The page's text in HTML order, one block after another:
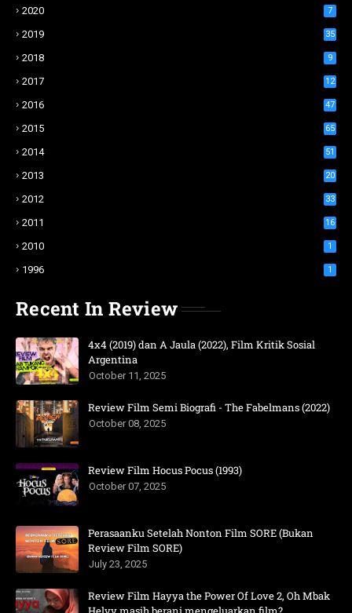
2020 7
2019 35
2018 9
2017 12
2016 47
2015 65
2014 51
2013 20
2012 33
2011 16
2010 1
1996 1
Recent In Review
4x4 (2019) dan A Jaula (2022), Film Kritik Sosial
Argentina
October 11, 2025
Review Film Semi Biografi - The Fabelmans (2022)
October 08, 2025
Review Film Hocus Pocus (1993)
October 07, 2025
Perasaanku Setelah Nonton Film SORE (Bukan
Review Film SORE)
July 23, 2025
Review Film Hayya the Power Of Love 2, Oh Mbak